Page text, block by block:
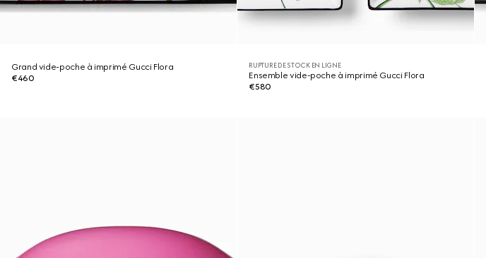
Grand vide-poche à imprimé Gucci Flora
€460
RUPTURE DE STOCK EN LIGNE
Ensemble vide-poche à imprimé Gucci Flora
€580